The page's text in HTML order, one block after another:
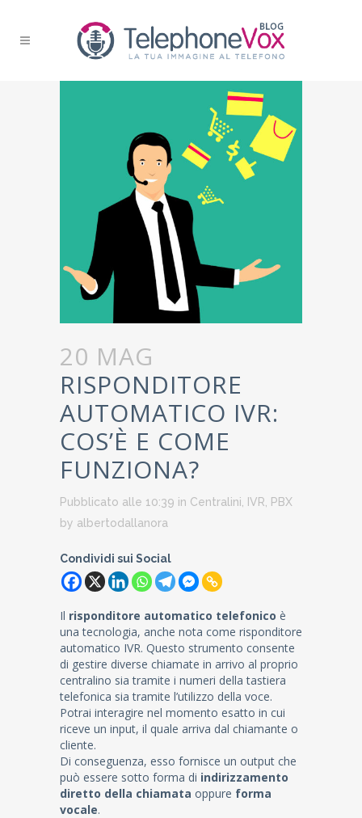
20 MAG
RISPONDITORE
AUTOMATICO IVR:
COS’È E COME
FUNZIONA?
Pubblicato alle 10:39 in Centralini IVR
PBX
by albertodallanora
Condividi sui Social
Il risponditore automatico telefonico è
una tecnologia, anche nota come risponditore
automatico IVR. Questo strumento consente
di gestire diverse chiamate in arrivo al proprio
centralino sia tramite i numeri della tastiera
telefonica sia tramite l’utilizzo della voce.
Potrai interagire nel momento esatto in cui
riceve un input, il quale arriva dal chiamante o
cliente.
Di conseguenza, esso fornisce un output che
può essere sotto forma di indirizzamento
diretto della chiamata oppure forma
vocale.